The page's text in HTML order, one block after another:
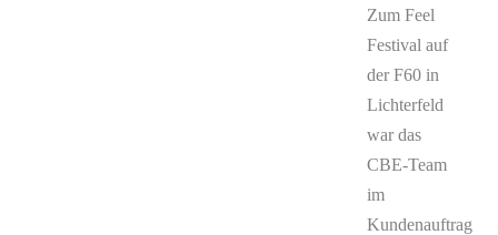
Zum Feel
Festival auf
der F60 in
Lichterfeld
war das
CBE-Team
im
Kundenauftrag